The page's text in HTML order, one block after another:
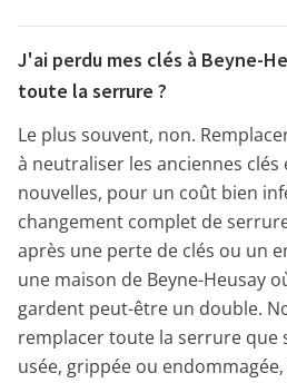
J'ai perdu mes clés à Beyne-
toute la serrure ?
Le plus souvent, non.
à neutraliser les anciennes
nouvelles, pour un coût bien
changement complet de
après une perte de clés ou un
une maison de Beyne-Heusay
gardent peut-être un double.
remplacer toute la serrure que
usée, grippée ou